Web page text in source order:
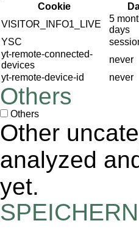
Cookie
VISITOR_INFO1_LIVE
5
days
YSC
yt-remote-connected-
devices
never
yt-remote-device-id
never
Others
Others
Other
analyzed
yet.